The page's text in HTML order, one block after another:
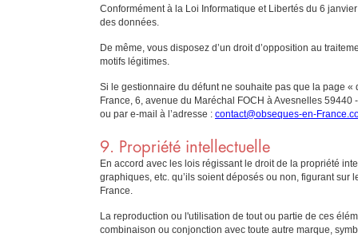
Conformément à la Loi Informatique et Libertés du 6
des données.
De même, vous disposez d’un droit d’opposition au
motifs légitimes.
Si le gestionnaire du défunt ne souhaite pas que la page
France, 6, avenue du Maréchal FOCH à Avesnelles
ou par e-mail à l’adresse : contact@obseques-en-
9. Propriété intellectuelle
En accord avec les lois régissant le droit de la propriété
graphiques, etc. qu’ils soient déposés ou non, figurant
France.
La reproduction ou l'utilisation de tout ou partie de ces
combinaison ou conjonction avec toute autre marque,